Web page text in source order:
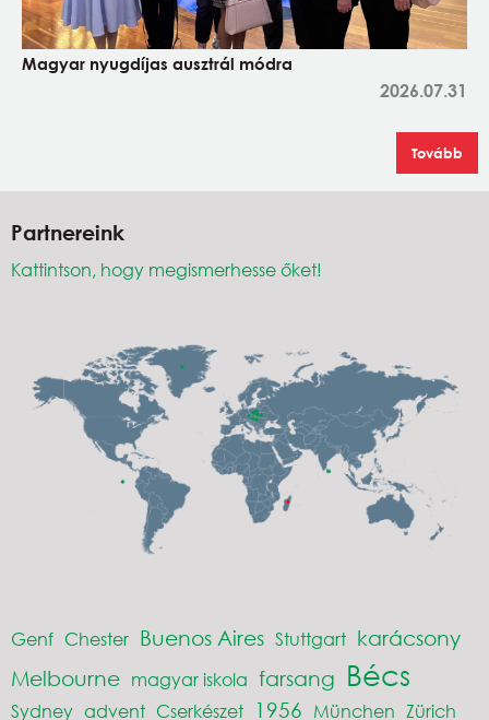
Magyar nyugdíjas ausztrál módra
2026.07.31
Tovább
Partnereink
Kattintson, hogy megismerhesse őket!
Genf Chester Buenos Aires Stuttgart karácsony
Melbourne magyar iskola farsang Bécs
Sydney advent Cserkészet 1956 München Zürich